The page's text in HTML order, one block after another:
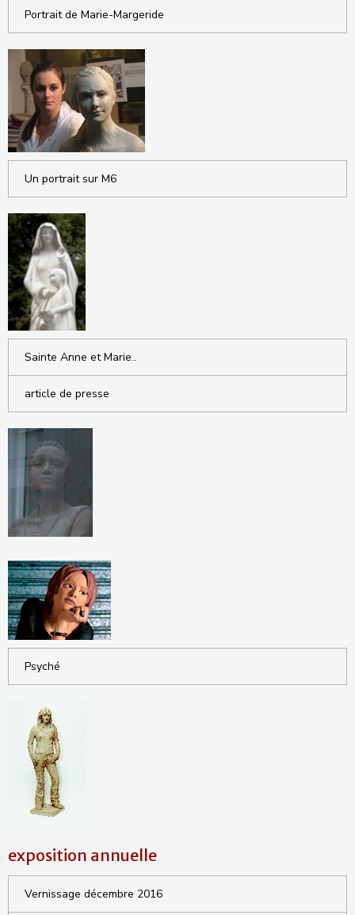
Portrait de Marie-Margeride
Un portrait sur M6
Sainte Anne et Marie..
article de presse
Psyché
exposition annuelle
Vernissage décembre 2016